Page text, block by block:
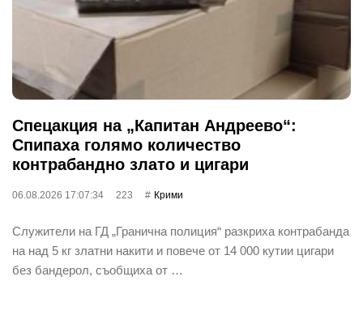
Спецакция на „Капитан Андреево“:
Спипаха голямо количество
контрабандно злато и цигари
06.08.2026 17:07:34 223 Крими
Служители на ГД „Гранична полиция“ разкриха контрабанда
на над 5 кг златни накити и повече от 14 000 кутии цигари
без бандерол, съобщиха от …